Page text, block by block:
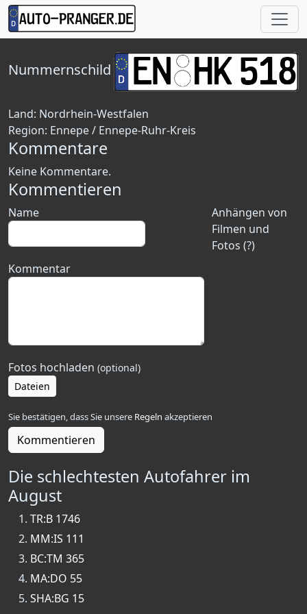
Nummernschild
Land: Nordrhein-Westfalen
Region: Ennepe / Ennepe-Ruhr-Kreis
Kommentare
Keine Kommentare.
Kommentieren
Anhängen von
Filmen und
Fotos (?)
Name
Kommentar
Fotos hochladen (optional)
Dateien
Sie bestätigen, dass Sie unsere Regeln akzeptieren
Kommentieren
Die schlechtesten Autofahrer im
August
TR:B 1746
MM:IS 111
BC:TM 365
MA:DO 55
SHA:BG 15